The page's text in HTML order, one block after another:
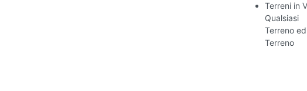
Terreni in
Qualsiasi
Terreno
Terreno